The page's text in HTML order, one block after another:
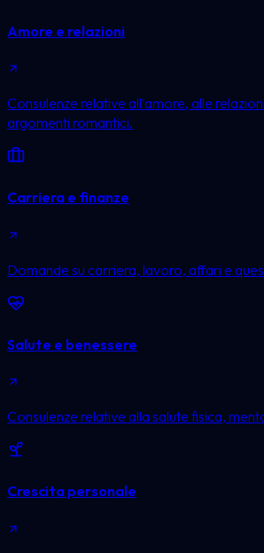
Amore e relazioni
Consulenze relative all'amore, alle
argomenti romantici.
Carriera e finanze
Domande su carriera, lavoro, affari e
Salute e benessere
Consulenze relative alla salute fisica,
Crescita personale